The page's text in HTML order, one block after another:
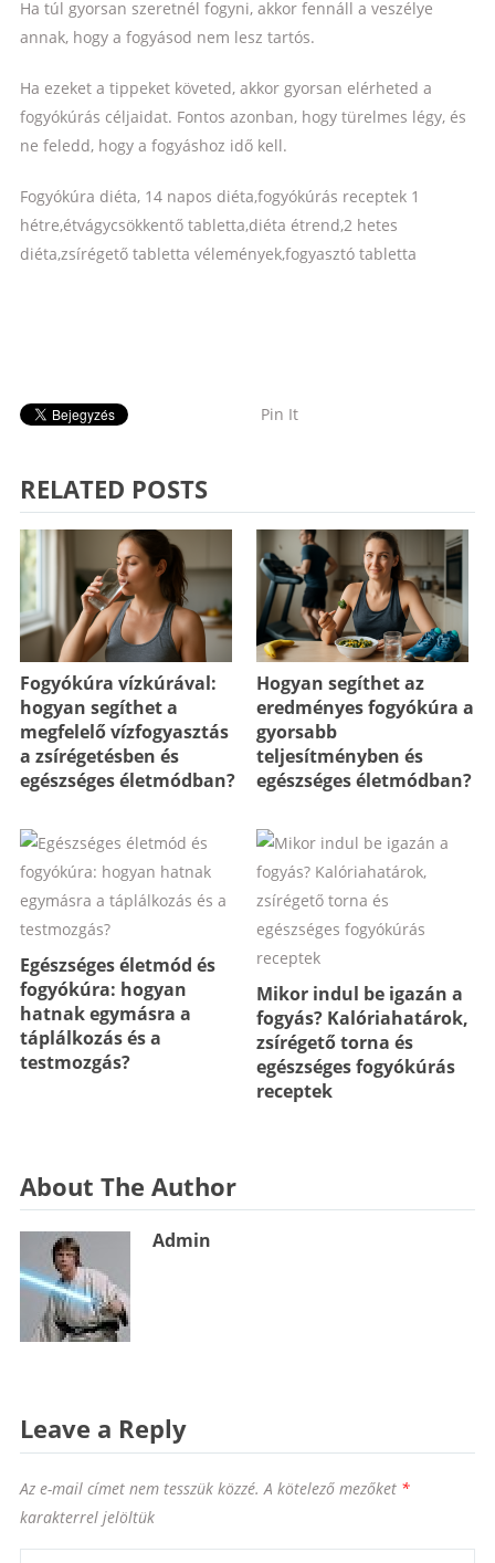
Ha túl gyorsan szeretnél fogyni, akkor fennáll a veszélye
annak, hogy a fogyásod nem lesz tartós.
Ha ezeket a tippeket követed, akkor gyorsan elérheted a
fogyókúrás céljaidat. Fontos azonban, hogy türelmes légy, és
ne feledd, hogy a fogyáshoz idő kell.
Fogyókúra diéta, 14 napos diéta,fogyókúrás receptek 1
hétre,étvágycsökkentő tabletta,diéta étrend,2 hetes
diéta,zsírégető tabletta vélemények,fogyasztó tabletta
Pin It
RELATED POSTS
Fogyókúra vízkúrával:
hogyan segíthet a
megfelelő vízfogyasztás
a zsírégetésben és
egészséges életmódban?
Hogyan segíthet az
eredményes fogyókúra a
gyorsabb
teljesítményben és
egészséges életmódban?
Egészséges életmód és
fogyókúra: hogyan
hatnak egymásra a
táplálkozás és a
testmozgás?
Mikor indul be igazán a
fogyás? Kalóriahatárok,
zsírégető torna és
egészséges fogyókúrás
receptek
About The Author
Admin
Leave a Reply
Az e-mail címet nem tesszük közzé. A kötelező mezőket *
karakterrel jelöltük